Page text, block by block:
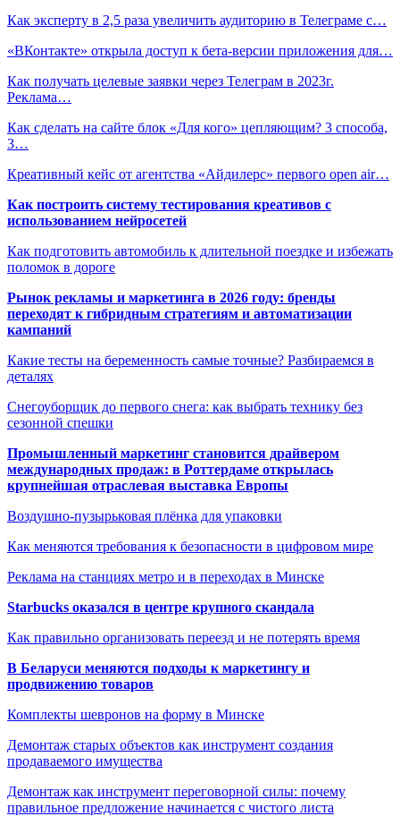
Как эксперту в 2,5 раза увеличить аудиторию в Телеграме с…
«ВКонтакте» открыла доступ к бета-версии приложения для…
Как получать целевые заявки через Телеграм в 2023г.
Реклама…
Как сделать на сайте блок «Для кого» цепляющим? 3 способа,
3…
Креативный кейс от агентства «Айдилерс» первого open air…
Как построить систему тестирования креативов с
использованием нейросетей
Как подготовить автомобиль к длительной поездке и избежать
поломок в дороге
Рынок рекламы и маркетинга в 2026 году: бренды
переходят к гибридным стратегиям и автоматизации
кампаний
Какие тесты на беременность самые точные? Разбираемся в
деталях
Снегоуборщик до первого снега: как выбрать технику без
сезонной спешки
Промышленный маркетинг становится драйвером
международных продаж: в Роттердаме открылась
крупнейшая отраслевая выставка Европы
Воздушно-пузырьковая плёнка для упаковки
Как меняются требования к безопасности в цифровом мире
Реклама на станциях метро и в переходах в Минске
Starbucks оказался в центре крупного скандала
Как правильно организовать переезд и не потерять время
В Беларуси меняются подходы к маркетингу и
продвижению товаров
Комплекты шевронов на форму в Минске
Демонтаж старых объектов как инструмент создания
продаваемого имущества
Демонтаж как инструмент переговорной силы: почему
правильное предложение начинается с чистого листа